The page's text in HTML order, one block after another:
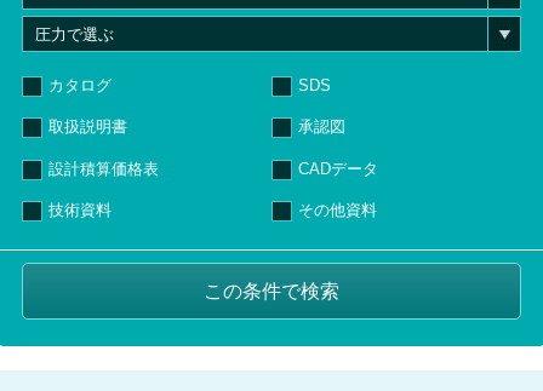
カタログ SDS
取扱説明書 承認図
設計積算価格表 CADデータ
技術資料 その他資料